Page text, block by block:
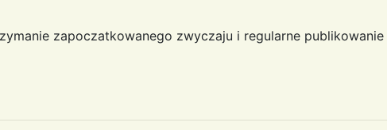
zapoczatkowanego zwyczaju i regularne